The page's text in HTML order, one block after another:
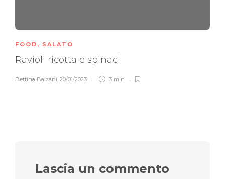
FOOD , SALATO
Ravioli ricotta e spinaci
Bettina Balzani, 20/01/2023 3 min
Lascia un commento